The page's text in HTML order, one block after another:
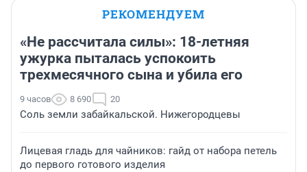
РЕКОМЕНДУЕМ
«Не рассчитала силы»: 18-летняя
ужурка пыталась успокоить
трехмесячного сына и убила его
9 часов 8 690 20
Соль земли забайкальской. Нижегородцевы
Лицевая гладь для чайников: гайд от набора петель
до первого готового изделия